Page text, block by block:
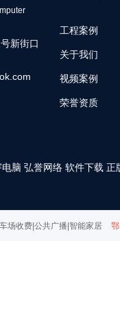
新街口
工程案例
关于我们
视频案例
荣誉资质
电脑 弘誉网络 软件下载 正
场收费|公共广播|智能家居